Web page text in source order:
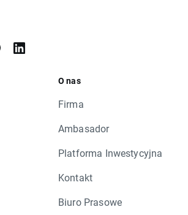
O nas
Firma
Ambasador
Platforma Inwestycyjna
Kontakt
Biuro Prasowe